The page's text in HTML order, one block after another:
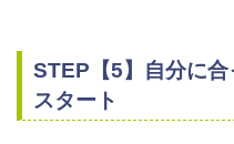
STEP【5】自分に
スタート